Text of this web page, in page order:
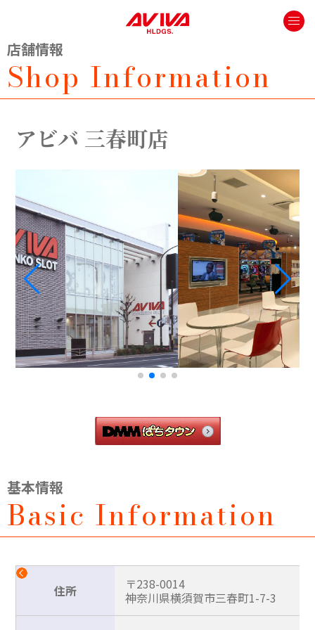
店舗情報
Shop Information
アビバ 三春町店
基本情報
Basic Information
住所
〒238-0014
神奈川県横須賀市三春町1-7-3